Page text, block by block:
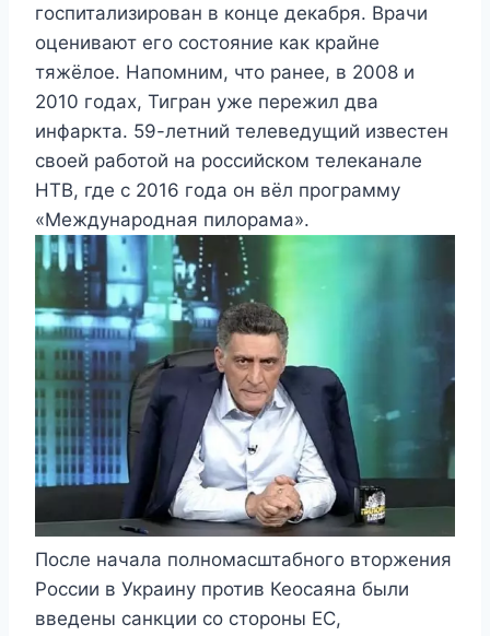
госпитализирован в конце декабря. Врачи
оценивают его состояние как крайне
тяжёлое. Напомним, что ранее, в 2008 и
2010 годах, Тигран уже пережил два
инфаркта. 59-летний телеведущий известен
своей работой на российском телеканале
НТВ, где с 2016 года он вёл программу
«Международная пилорама».
После начала полномасштабного вторжения
России в Украину против Кеосаяна были
введены санкции со стороны ЕС,